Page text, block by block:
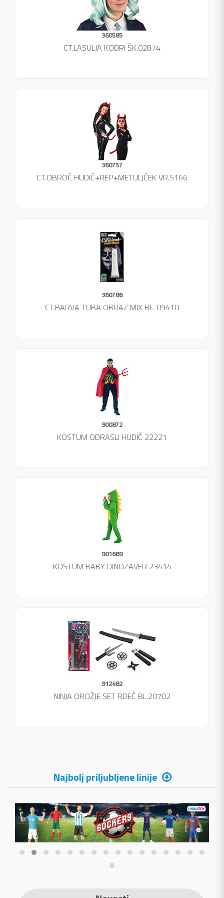
360585
CT.LASULJA KODRI ŠK.02874
360757
CT.OBROČ HUDIČ+REP+METULJČEK VR.5166
360786
CT.BARVA TUBA OBRAZ MIX BL. 09410
900872
KOSTUM ODRASLI HUDIČ 22221
901689
KOSTUM BABY DINOZAVER 23414
912482
NINJA OROŽJE SET RDEČ BL.20702
Najbolj priljubljene linije